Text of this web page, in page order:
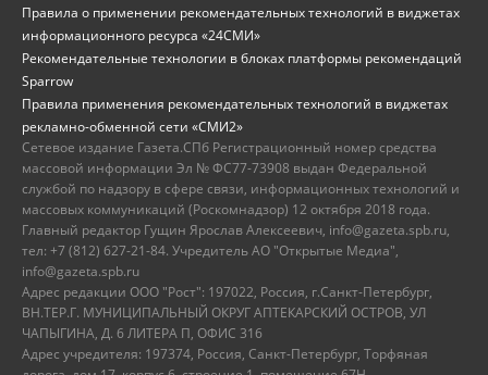
Правила о применении рекомендательных технологий в виджетах
информационного ресурса «24СМИ»
Рекомендательные технологии в блоках платформы рекомендаций
Sparrow
Правила применения рекомендательных технологий в виджетах
рекламно-обменной сети «СМИ2»
Сетевое издание Газета.СПб Регистрационный номер средства
массовой информации Эл № ФС77-73908 выдан Федеральной
службой по надзору в сфере связи, информационных технологий и
массовых коммуникаций (Роскомнадзор) 12 октября 2018 года.
Главный редактор Гущин Ярослав Алексеевич, info@gazeta.spb.ru,
тел: +7 (812) 627-21-84. Учредитель АО "Открытые Медиа",
info@gazeta.spb.ru
Адрес редакции ООО "Рост": 197022, Россия, г.Санкт-Петербург,
ВН.ТЕР.Г. МУНИЦИПАЛЬНЫЙ ОКРУГ АПТЕКАРСКИЙ ОСТРОВ, УЛ
ЧАПЫГИНА, Д. 6 ЛИТЕРА П, ОФИС 316
Адрес учредителя: 197374, Россия, Санкт-Петербург, Торфяная